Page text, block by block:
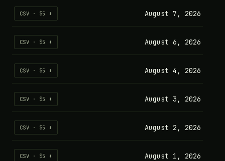
August 7, 2026
⬇ CSV · $5
August 6, 2026
⬇ CSV · $5
August 4, 2026
⬇ CSV · $5
August 3, 2026
⬇ CSV · $5
August 2, 2026
⬇ CSV · $5
August 1, 2026
⬇ CSV · $5